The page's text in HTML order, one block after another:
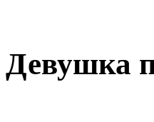
Девушка